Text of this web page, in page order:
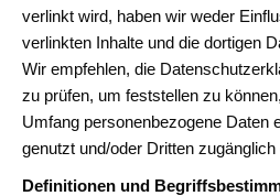
verlinkt wird, haben wir weder
verlinkten Inhalte und die dortigen
Wir empfehlen, die
zu prüfen, um feststellen zu
Umfang personenbezogene Daten
genutzt und/oder Dritten
Definitionen und